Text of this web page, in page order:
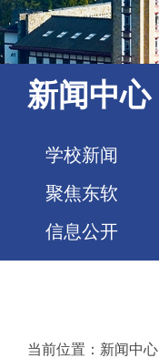
新闻中心
学校新闻
聚焦东软
信息公开
当前位置： 新闻中心